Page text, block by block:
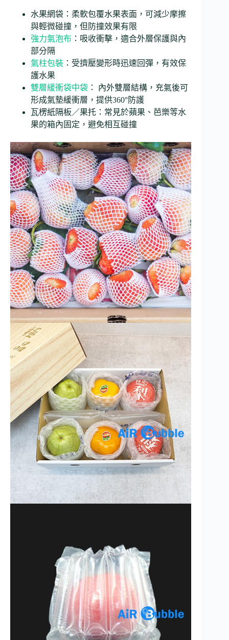
水果網袋：柔軟包覆水果表面，可減少摩擦
與輕微碰撞，但防撞效果有限
強力氣泡布 ：吸收衝擊，適合外層保護與內
部分隔
氣柱包裝 ：受擠壓變形時迅速回彈，有效保
護水果
雙層緩衝袋中袋 ： 內外雙層結構，充氣後可
形成氣墊緩衝層，提供360°防護
瓦楞紙隔板／果托：常見於蘋果、芭樂等水
果的箱內固定，避免相互碰撞